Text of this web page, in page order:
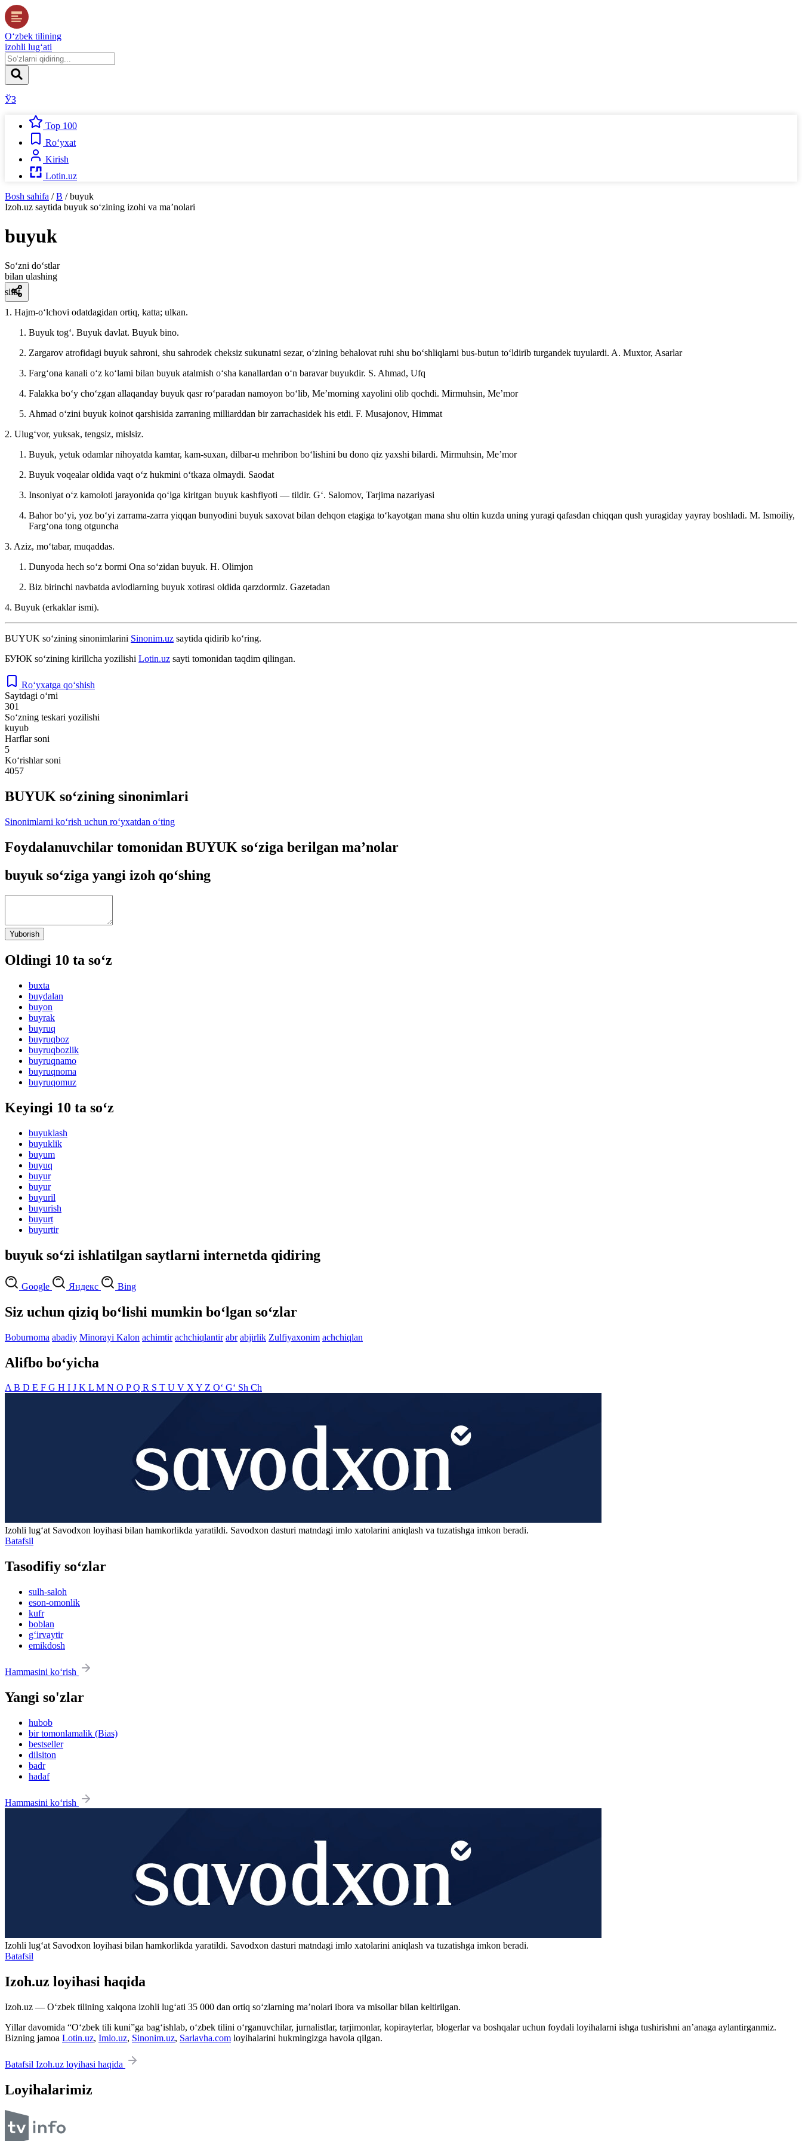
O‘zbek tilining
izohli lug‘ati
ЎЗ
Top 100
Ro‘yxat
Kirish
Lotin.uz
Bosh sahifa / B / buyuk
Izoh.uz saytida buyuk so‘zining izohi va ma’nolari
buyuk
So‘zni do‘stlar
bilan ulashing
sifat
1. Hajm-oʻlchovi odatdagidan ortiq, katta; ulkan.
Buyuk togʻ. Buyuk davlat. Buyuk bino.
Zargarov atrofidagi buyuk sahroni, shu sahrodek cheksiz sukunatni sezar, oʻzining behalovat ruhi shu boʻshliqlarni bus-butun toʻldirib turgandek tuyulardi. A. Muxtor, Asarlar
Fargʻona kanali oʻz koʻlami bilan buyuk atalmish oʻsha kanallardan oʻn baravar buyukdir. S. Ahmad, Ufq
Falakka boʻy choʻzgan allaqanday buyuk qasr roʻparadan namoyon boʻlib, Meʼmorning xayolini olib qochdi. Mirmuhsin, Meʼmor
Ahmad oʻzini buyuk koinot qarshisida zarraning milliarddan bir zarrachasidek his etdi. F. Musajonov, Himmat
2. Ulugʻvor, yuksak, tengsiz, mislsiz.
Buyuk, yetuk odamlar nihoyatda kamtar, kam-suxan, dilbar-u mehribon boʻlishini bu dono qiz yaxshi bilardi. Mirmuhsin, Meʼmor
Buyuk voqealar oldida vaqt oʻz hukmini oʻtkaza olmaydi. Saodat
Insoniyat oʻz kamoloti jarayonida qoʻlga kiritgan buyuk kashfiyoti — tildir. Gʻ. Salomov, Tarjima nazariyasi
Bahor boʻyi, yoz boʻyi zarrama-zarra yiqqan bunyodini buyuk saxovat bilan dehqon etagiga toʻkayotgan mana shu oltin kuzda uning yuragi qafasdan chiqqan qush yuragiday yayray boshladi. M. Ismoiliy,
Fargʻona tong otguncha
3. Aziz, moʻtabar, muqaddas.
Dunyoda hech soʻz bormi Ona soʻzidan buyuk. H. Olimjon
Biz birinchi navbatda avlodlarning buyuk xotirasi oldida qarzdormiz. Gazetadan
4. Buyuk (erkaklar ismi).
BUYUK so‘zining sinonimlarini Sinonim.uz saytida qidirib ko‘ring.
БУЮК so‘zining kirillcha yozilishi Lotin.uz sayti tomonidan taqdim qilingan.
Ro‘yxatga qo‘shish
Saytdagi o‘rni
301
So‘zning teskari yozilishi
kuyub
Harflar soni
5
Ko‘rishlar soni
4057
BUYUK so‘zining sinonimlari
Sinonimlarni ko‘rish uchun ro‘yxatdan o‘ting
Foydalanuvchilar tomonidan BUYUK so‘ziga berilgan ma’nolar
buyuk so‘ziga yangi izoh qo‘shing
Yuborish
Oldingi 10 ta so‘z
buxta
buydalan
buyon
buyrak
buyruq
buyruqboz
buyruqbozlik
buyruqnamo
buyruqnoma
buyruqomuz
Keyingi 10 ta so‘z
buyuklash
buyuklik
buyum
buyuq
buyur
buyur
buyuril
buyurish
buyurt
buyurtir
buyuk so‘zi ishlatilgan saytlarni internetda qidiring
Google Яндекс Bing
Siz uchun qiziq bo‘lishi mumkin bo‘lgan so‘zlar
Boburnoma abadiy Minorayi Kalon achimtir achchiqlantir abr abjirlik Zulfiyaxonim achchiqlan
Alifbo bo‘yicha
AB D E F G H I J K L M N O PQ R S T U V XY Z O‘ G‘ Sh Ch
Izohli lugʻat Savodxon loyihasi bilan hamkorlikda yaratildi. Savodxon dasturi matndagi imlo xatolarini aniqlash va tuzatishga imkon beradi.
Batafsil
Tasodifiy so‘zlar
sulh-saloh
eson-omonlik
kufr
boblan
g‘irvaytir
emikdosh
Hammasini ko‘rish
Yangi so'zlar
hubob
bir tomonlamalik (Bias)
bestseller
dilsiton
badr
hadaf
Hammasini ko‘rish
Izohli lugʻat Savodxon loyihasi bilan hamkorlikda yaratildi. Savodxon dasturi matndagi imlo xatolarini aniqlash va tuzatishga imkon beradi.
Batafsil
Izoh.uz loyihasi haqida
Izoh.uz — O‘zbek tilining xalqona izohli lug‘ati 35 000 dan ortiq so‘zlarning ma’nolari ibora va misollar bilan keltirilgan.
Yillar davomida “O‘zbek tili kuni”ga bag‘ishlab, o‘zbek tilini o‘rganuvchilar, jurnalistlar, tarjimonlar, kopirayterlar, blogerlar va boshqalar uchun foydali loyihalarni ishga tushirishni an’anaga aylantirganmiz.
Bizning jamoa Lotin.uz, Imlo.uz, Sinonim.uz, Sarlavha.com loyihalarini hukmingizga havola qilgan.
Batafsil Izoh.uz loyihasi haqida
Loyihalarimiz